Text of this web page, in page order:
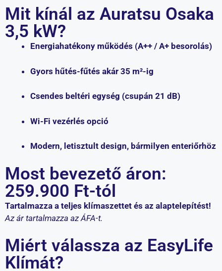
Mit kínál az Auratsu Osaka
3,5 kW?
Energiahatékony működés (A++ / A+ besorolás)
Gyors hűtés-fűtés akár 35 m²-ig
Csendes beltéri egység (csupán 21 dB)
Wi-Fi vezérlés opció
Modern, letisztult design, bármilyen enteriőrhöz
Most bevezető áron:
259.900 Ft-tól
Tartalmazza a teljes klímaszettet és az alaptelepítést!
Az ár tartalmazza az ÁFA-t.
Miért válassza az EasyLife
Klímát?